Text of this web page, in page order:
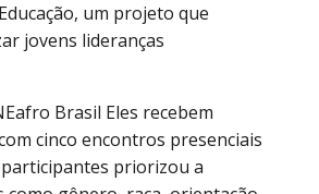
um projeto que
jovens lideranças
Brasil Eles recebem
cinco encontros presenciais
priorizou a